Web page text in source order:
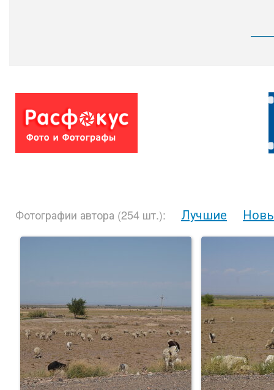
Фотографии автора (254 шт.): Лучшие